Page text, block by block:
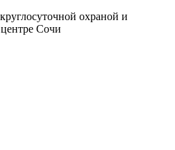
охраной и
Сочи